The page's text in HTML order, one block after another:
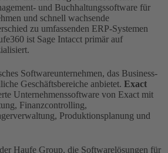
und Buchhaltungssoftware für
und schnell wachsende
zu umfassenden ERP-Systemen
ist Sage Intacct primär auf
Softwareunternehmen, das Business-
Geschäftsbereiche anbietet. Exact
Unternehmenssoftware von Exact mit
Finanzcontrolling,
Produktionsplanung und
Haufe Group, die Softwarelösungen für